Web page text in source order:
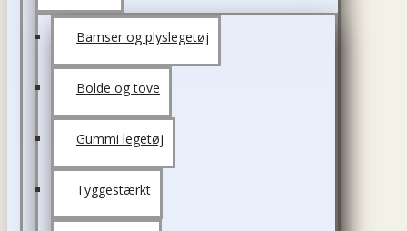
Bamser og plyslegetøj
Bolde og tove
Gummi legetøj
Tyggestærkt